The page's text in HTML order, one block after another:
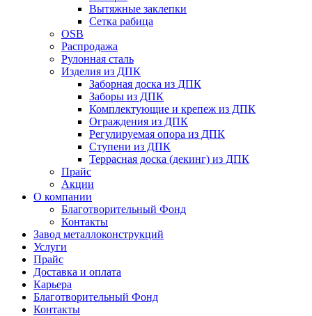
Вытяжные заклепки
Сетка рабица
OSB
Распродажа
Рулонная сталь
Изделия из ДПК
Заборная доска из ДПК
Заборы из ДПК
Комплектующие и крепеж из ДПК
Ограждения из ДПК
Регулируемая опора из ДПК
Ступени из ДПК
Террасная доска (декинг) из ДПК
Прайс
Акции
О компании
Благотворительный Фонд
Контакты
Завод металлоконструкций
Услуги
Прайс
Доставка и оплата
Карьера
Благотворительный Фонд
Контакты